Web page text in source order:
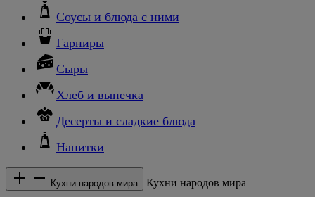
Соусы и блюда с ними
Гарниры
Сыры
Хлеб и выпечка
Десерты и сладкие блюда
Напитки
Кухни народов мира Кухни народов мира